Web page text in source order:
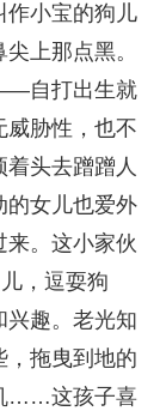
作小宝的狗儿
上那点黑。
自打出生就
威胁性，也不
头去蹭蹭人
的女儿也爱外
来。这小家伙
，逗耍狗
兴趣。老光知
，拖曳到地的
……这孩子喜